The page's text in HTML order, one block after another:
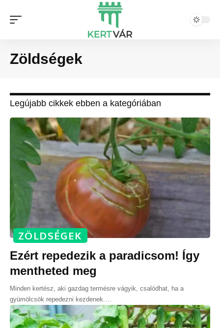
Zöldségek
Legújabb cikkek ebben a kategóriában
ZÖLDSÉGEK
Ezért repedezik a paradicsom! Így
mentheted meg
Minden kertész, aki gazdag termésre vágyik, csalódhat, ha a
gyümölcsök repedezni kezdenek.